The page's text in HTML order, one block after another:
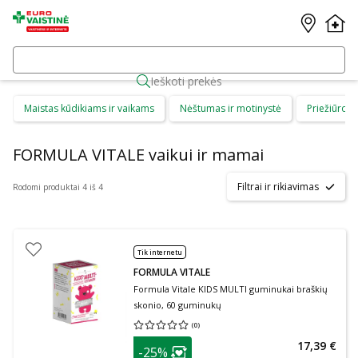
Ieškoti prekės
Maistas kūdikiams ir vaikams Nėštumas ir motinystė Priežiūros
FORMULA VITALE vaikui ir mamai
Rodomi produktai 4 iš 4 Filtrai ir rikiavimas
Tik internetu
FORMULA VITALE
Formula Vitale KIDS MULTI guminukai braškių
skonio, 60 guminukų
(0)
Vidutinis įvertinimas 0.00
patarimas
-25% 17,39 €